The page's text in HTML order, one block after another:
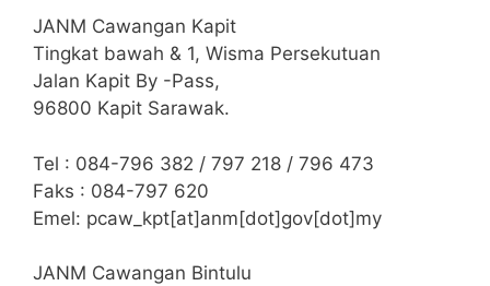
JANM Cawangan Kapit
Tingkat bawah & 1, Wisma Persekutuan
Jalan Kapit By -Pass,
96800 Kapit Sarawak.
Tel : 084-796 382 / 797 218 / 796 473
Faks : 084-797 620
Emel: pcaw_kpt[at]anm[dot]gov[dot]my
JANM Cawangan Bintulu